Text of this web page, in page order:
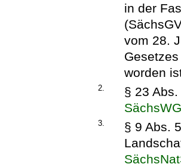
in der
vom 28.
worden
2.
§ 23
SächsWG
3.
§ 9 Abs.